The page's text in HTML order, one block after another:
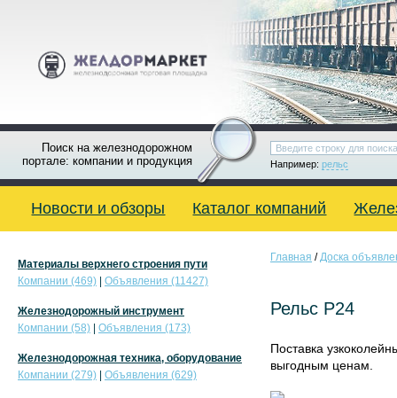
Поиск на железнодорожном
портале: компании и продукция
Например: рельс
Новости и обзоры Каталог компаний
Главная /Доска
Рельс Р24
Поставка
выгодным ценам.
Материалы верхнего строения пути
Компании (469)
Объявления (11427)
Железнодорожный инструмент
Компании (58)
Объявления (173)
Железнодорожная техника, оборудование
Компании (279)
Объявления (629)